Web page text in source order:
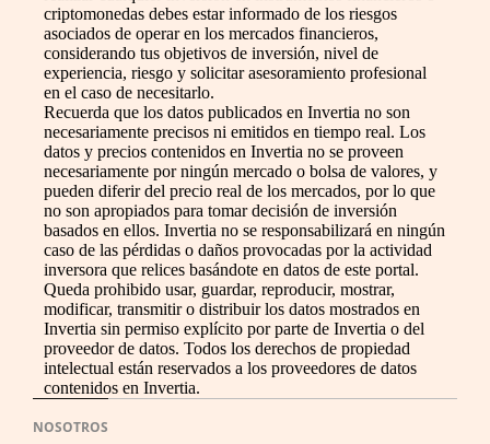
criptomonedas debes estar informado de los riesgos
asociados de operar en los mercados financieros,
considerando tus objetivos de inversión, nivel de
experiencia, riesgo y solicitar asesoramiento profesional
en el caso de necesitarlo.
Recuerda que los datos publicados en Invertia no son
necesariamente precisos ni emitidos en tiempo real. Los
datos y precios contenidos en Invertia no se proveen
necesariamente por ningún mercado o bolsa de valores, y
pueden diferir del precio real de los mercados, por lo que
no son apropiados para tomar decisión de inversión
basados en ellos. Invertia no se responsabilizará en ningún
caso de las pérdidas o daños provocadas por la actividad
inversora que relices basándote en datos de este portal.
Queda prohibido usar, guardar, reproducir, mostrar,
modificar, transmitir o distribuir los datos mostrados en
Invertia sin permiso explícito por parte de Invertia o del
proveedor de datos. Todos los derechos de propiedad
intelectual están reservados a los proveedores de datos
contenidos en Invertia.
NOSOTROS